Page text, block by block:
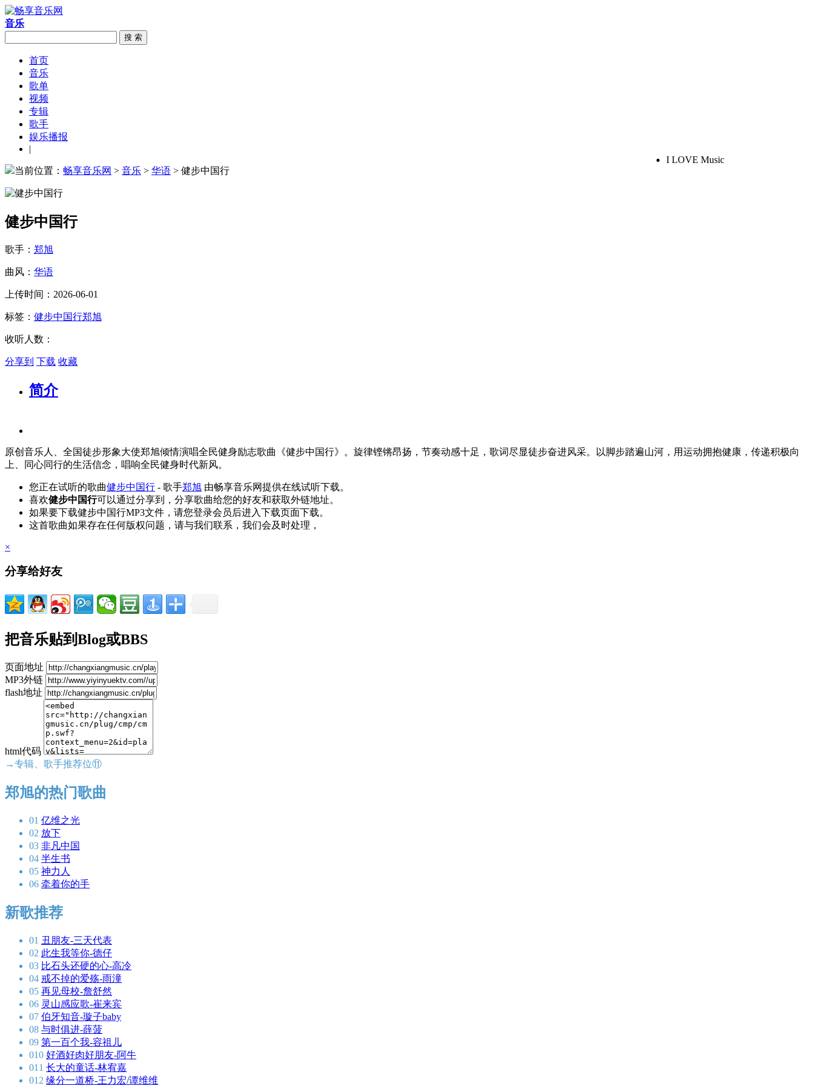
音乐
搜 索
首页
音乐
歌单
视频
专辑
歌手
娱乐播报
|
I LOVE Music
当前位置： 畅享音乐网 > 音乐 > 华语 > 健步中国行
健步中国行
歌手： 郑旭
曲风： 华语
上传时间：2026-06-01
标签： 健步中国行郑旭
收听人数：
分享到 下载 收藏
简介
原创音乐人、全国徒步形象大使郑旭倾情演唱全民健身励志歌曲《健步中国行》。旋律铿锵昂扬，节奏动感十足，歌词尽显徒步奋进风采。以脚步踏遍山河，用运动拥抱健康，传递积极向
上、同心同行的生活信念，唱响全民健身时代新风。
您正在试听的歌曲健步中国行 - 歌手郑旭 由畅享音乐网提供在线试听下载。
喜欢健步中国行可以通过分享到，分享歌曲给您的好友和获取外链地址。
如果要下载健步中国行MP3文件，请您登录会员后进入下载页面下载。
这首歌曲如果存在任何版权问题，请与我们联系，我们会及时处理，
×
分享给好友
把音乐贴到Blog或BBS
页面地址
MP3外链
flash地址
html代码
→专辑、歌手推荐位⑪
郑旭的热门歌曲
01 亿维之光
02 放下
03 非凡中国
04 半生书
05 神力人
06 牵着你的手
新歌推荐
01 丑朋友-三天代表
02 此生我等你-德仔
03 比石头还硬的心-高冷
04 戒不掉的爱殇-雨潼
05 再见母校-詹舒然
06 灵山感应歌-崔来宾
07 伯牙知音-璇子baby
08 与时俱进-薛菠
09 第一百个我-容祖儿
010 好酒好肉好朋友-阿牛
011 长大的童话-林宥嘉
012 缘分一道桥-王力宏/谭维维